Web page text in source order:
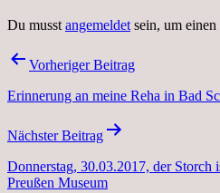
Du musstangemeldetsein, um einen
Beitragsnavigation
Vorheriger Beitrag
Erinnerung an meine Reha in Bad
Nächster Beitrag
Donnerstag, 30.03.2017, der Storch
Preußen Museum